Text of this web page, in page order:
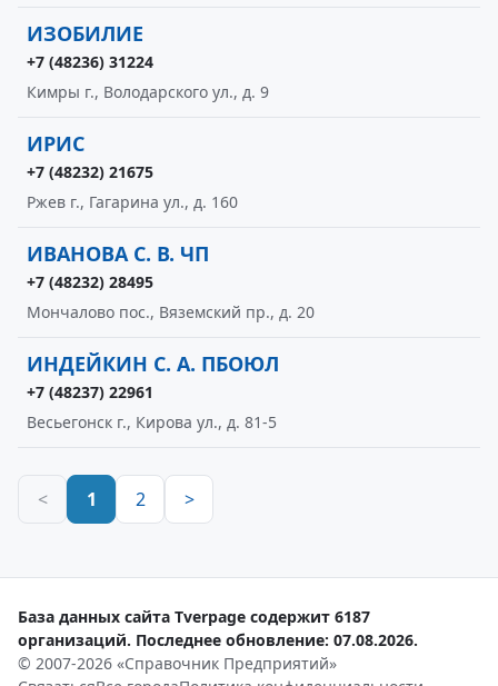
ИЗОБИЛИЕ
+7 (48236) 31224
Кимры г., Володарского ул., д. 9
ИРИС
+7 (48232) 21675
Ржев г., Гагарина ул., д. 160
ИВАНОВА С. В. ЧП
+7 (48232) 28495
Мончалово пос., Вяземский пр., д. 20
ИНДЕЙКИН С. А. ПБОЮЛ
+7 (48237) 22961
Весьегонск г., Кирова ул., д. 81-5
< 1 2 >
База данных сайта Tverpage содержит 6187
организаций. Последнее обновление: 07.08.2026.
© 2007-2026 «Справочник Предприятий»